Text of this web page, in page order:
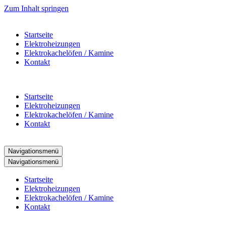
Zum Inhalt springen
Startseite
Elektroheizungen
Elektrokachelöfen / Kamine
Kontakt
Startseite
Elektroheizungen
Elektrokachelöfen / Kamine
Kontakt
Navigationsmenü
Navigationsmenü
Startseite
Elektroheizungen
Elektrokachelöfen / Kamine
Kontakt